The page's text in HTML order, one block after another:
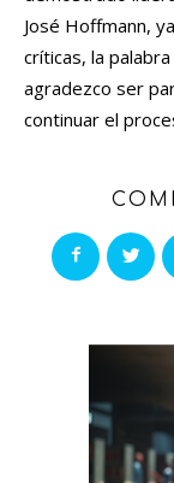
José Hoffmann,
críticas, la
agradezco ser
continuar el